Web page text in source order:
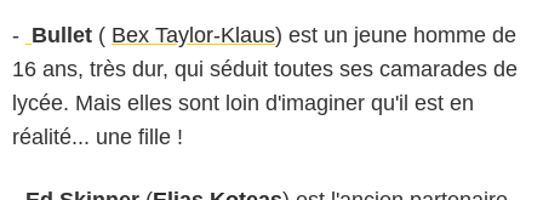
- Bullet ( Bex Taylor-Klaus) est un jeune homme de
16 ans, très dur, qui séduit toutes ses camarades de
lycée. Mais elles sont loin d'imaginer qu'il est en
réalité... une fille !